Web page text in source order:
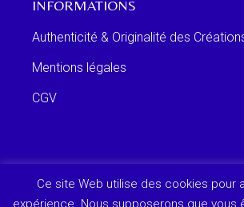
INFORMATIONS
Authenticité & Originalité des
Mentions légales
CGV
Ce site Web utilise des cookies pour